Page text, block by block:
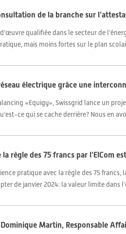
de la branche sur
qualifiée dans le secteur de
mais moins fortes sur le plan
électrique grâce une
«Equigy», Swissgrid lance un
ce qui se cache derrière? Nous en
règle des 75 francs par l’ElCom
pratique avec la règle des 75
de janvier 2024: la valeur limite dans
Martin, Responsable